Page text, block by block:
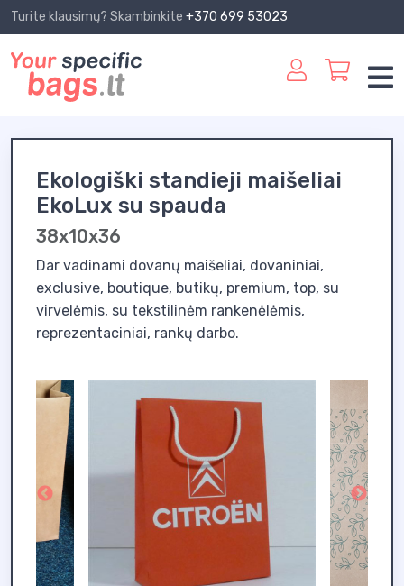
Turite klausimų? Skambinkite +370 699 53023
Ekologiški standieji maišeliai
EkoLux su spauda
38x10x36
Dar vadinami dovanų maišeliai, dovaniniai,
exclusive, boutique, butikų, premium, top, su
virvelėmis, su tekstilinėm rankenėlėmis,
reprezentaciniai, rankų darbo.